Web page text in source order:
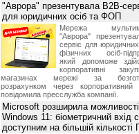
"Аврора" презентувала B2B-
для юридичних осіб та ФОП
Мережа
"Аврора"
сервіс для
фізичних осіб-
який допоможе
корпоративні
магазинах мережі за
розрахунком через корпоративний
повідомила пресслужба компанії.
Microsoft розширила можливості
Windows 11: біометричний вхід
доступним на більшій кількості